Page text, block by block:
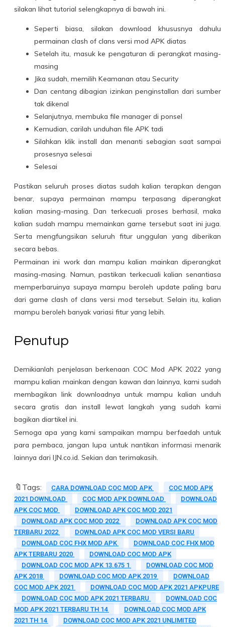
silakan lihat tutorial selengkapnya di bawah ini.
Seperti biasa, silakan download khususnya dahulu
permainan clash of clans versi mod APK diatas
Setelah itu, masuk ke pengaturan di perangkat masing-
masing
Jika sudah, memilih Keamanan atau Security
Dan centang dibagian izinkan penginstallan dari sumber
tak dikenal
Selanjutnya, membuka file manager di ponsel
Kemudian, carilah unduhan file APK tadi
Silahkan klik install dan menanti sebagian saat sampai
prosesnya selesai
Selesai
Pastikan seluruh proses diatas sudah kalian terapkan dengan
benar, supaya permainan mampu terpasang diperangkat
kalian masing-masing. Dan terkecuali proses berhasil, maka
kalian sudah mampu memainkan game tersebut saat ini juga.
Serta mengfungsikan seluruh fitur unggulan yang diberikan
secara bebas.
Permainan ini work dan mampu kalian mainkan diperangkat
masing-masing. Namun, pastikan terkecuali kalian senantiasa
memperbaruinya supaya mampu beroleh update paling baru
dari game clash of clans versi mod tersebut. Selain itu, kalian
mampu beroleh banyak variasi fitur yang lebih.
Penutup
Demikianlah penjelasan berkenaan COC Mod APK 2022 yang
mampu kalian mainkan dengan kawan dan lainnya, kami sudah
membagikan link downloadnya untuk mampu kalian unduh
secara gratis dan install lewat langkah yang sudah kami
bagikan diartikel ini.
Semoga apa yang kami sampaikan mampu berfaedah untuk
para pembaca, jangan lupa untuk nantikan informasi menarik
lainnya dari IJN.co.id. Sekian dan terimakasih.
🔖Tags: CARA DOWNLOAD COC MOD APK
COC MOD APK
2021 DOWNLOAD
COC MOD APK DOWNLOAD
DOWNLOAD
APK COC MOD
DOWNLOAD APK COC MOD 2021
DOWNLOAD APK COC MOD 2022
DOWNLOAD APK COC MOD
TERBARU 2022
DOWNLOAD APK COC MOD VERSI BARU
DOWNLOAD COC FHX MOD APK
DOWNLOAD COC FHX MOD
APK TERBARU 2020
DOWNLOAD COC MOD APK
DOWNLOAD COC MOD APK 13.675 1
DOWNLOAD COC MOD
APK 2018
DOWNLOAD COC MOD APK 2019
DOWNLOAD
COC MOD APK 2021
DOWNLOAD COC MOD APK 2021 APKPURE
DOWNLOAD COC MOD APK 2021 TERBARU
DOWNLOAD COC
MOD APK 2021 TERBARU TH 14
DOWNLOAD COC MOD APK
2021 TH 14
DOWNLOAD COC MOD APK 2021 UNLIMITED